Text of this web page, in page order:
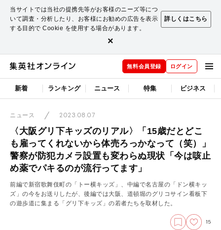
当サイトでは当社の提携先等がお客様のニーズ等につ
いて調査・分析したり、お客様にお勧めの広告を表示
する目的で Cookie を使用する場合があります。
詳しくはこちら
×
無料会員登録 ログイン
新着 ランキング ニュース 特集 ビジネス
ニュース 2023.08.07
〈大阪グリ下キッズのリアル〉「15歳だとどこ
も雇ってくれないから体売ろっかなって（笑）」
警察が防犯カメラ設置も変わらぬ現状「今は咳止
め薬でパキるのが流行ってます」
前編で新宿歌舞伎町の「トー横キッズ」、中編で名古屋の「ドン横キッ
ズ」の今をお送りしたが、後編では大阪、道頓堀のグリコサイン看板下
の遊歩道に集まる「グリ下キッズ」の若者たちを取材した。
15